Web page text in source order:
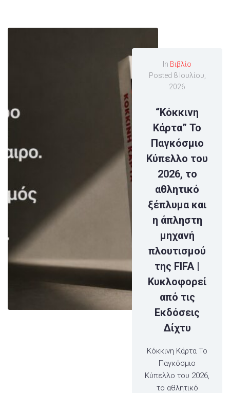
In Βιβλίο
Posted 8 Ιουλίου,
2026
“Κόκκινη
Κάρτα” Το
Παγκόσμιο
Κύπελλο του
2026, το
αθλητικό
ξέπλυμα και
η άπληστη
μηχανή
πλουτισμού
της FIFA |
Κυκλοφορεί
από τις
Εκδόσεις
Δίχτυ
Κόκκινη Κάρτα Το
Παγκόσμιο
Κύπελλο του 2026,
το αθλητικό